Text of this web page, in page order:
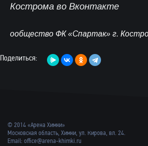
Кострома во Вконтакте
ообщество ФК «Спартак» г.
Поделиться:
© 2014 «Арена Химки»
Московская область, Химки, ул. Кирова, вл. 24.
Email: office@arena-khimki.ru